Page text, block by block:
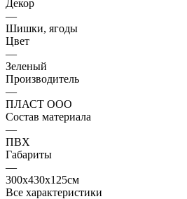
Декор
—
Шишки, ягоды
Цвет
—
Зеленый
Производитель
—
ПЛАСТ ООО
Состав материала
—
ПВХ
Габариты
—
300x430x125см
Все характеристики